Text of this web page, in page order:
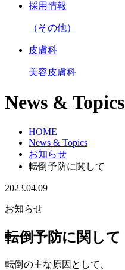
採用情報
（その他）
皮膚科
美容皮膚科
News & Topics
HOME
News & Topics
お知らせ
転倒予防に関して
2023.04.09
お知らせ
転倒予防に関して
転倒の主な原因として、